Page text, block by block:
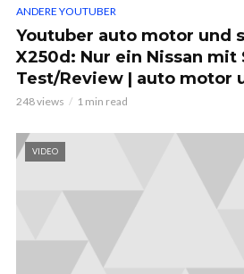
ANDERE YOUTUBER
Youtuber auto motor und
X250d: Nur ein Nissan mit
Test/Review | auto motor
248 views 1 min read
VIDEO